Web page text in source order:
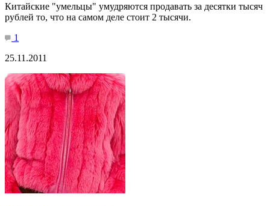
Китайские "умельцы" умудряются продавать за десятки тысяч
рублей то, что на самом деле стоит 2 тысячи.
1
25.11.2011